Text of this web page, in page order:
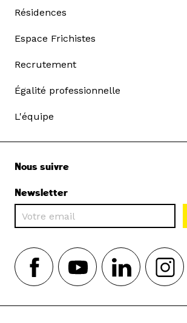
Résidences
Espace Frichistes
Recrutement
Égalité professionnelle
L'équipe
Nous suivre
Newsletter